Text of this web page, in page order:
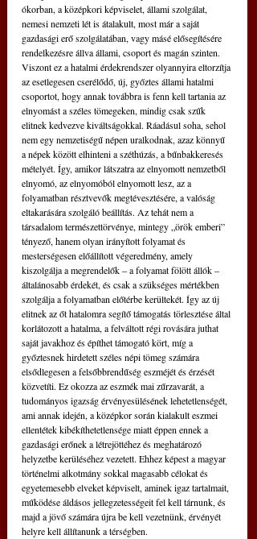
ókorban, a középkori képviselet, állami szolgálat,
nemesi nemzeti lét is átalakult, most már a saját
gazdasági erő szolgálatában, vagy másé elősegítésére
rendelkezésre állva állami, csoport és magán szinten.
Viszont ez a hatalmi érdekrendszer olyannyira eltorzítja
az esetlegesen cserélődő, új, győztes állami hatalmi
csoportot, hogy annak továbbra is fenn kell tartania az
elnyomást a széles tömegeken, mindig csak szűk
elitnek kedvezve kiváltságokkal. Ráadásul soha, sehol
nem egy nemzetiségű népen uralkodnak, azaz könnyű
a népek között elhinteni a széthúzás, a bűnbakkeresés
mételyét. Így, amikor látszatra az elnyomott nemzetből
elnyomó, az elnyomóból elnyomott lesz, az a
folyamatban résztvevők megtévesztésére, a valóság
eltakarására szolgáló beállítás. Az tehát nem a
társadalom természettörvénye, mintegy „örök emberi”
tényező, hanem olyan irányított folyamat és
mesterségesen előállított végeredmény, amely
kiszolgálja a megrendelők – a folyamat fölött állók –
általánosabb érdekét, és csak a szükséges mértékben
szolgálja a folyamatban előtérbe kerültekét. Így az új
elitnek az őt hatalomra segítő támogatás törlesztése által
korlátozott a hatalma, a felváltott régi rovására juthat
saját javakhoz és építhet támogató kört, míg a
győztesnek hirdetett széles népi tömeg számára
elsődlegesen a felsőbbrendűség eszméjét és érzését
közvetíti. Ez okozza az eszmék mai zűrzavarát, a
tudományos igazság érvényesülésének lehetetlenségét,
ami annak idején, a középkor során kialakult eszmei
ellentétek kibékíthetetlensége miatt éppen ennek a
gazdasági erőnek a létrejöttéhez és meghatározó
helyzetbe kerüléséhez vezetett. Ehhez képest a magyar
történelmi alkotmány sokkal magasabb célokat és
egyetemesebb elveket képviselt, aminek igaz tartalmait,
működése áldásos jellegzetességeit fel kell tárnunk, és
majd a jövő számára újra be kell vezetnünk, érvényét
helyre kell állítanunk a térségben.